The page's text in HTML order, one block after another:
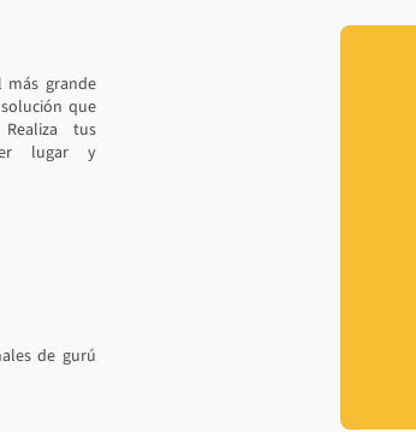
más grande
que
tus
lugar y
de gurú